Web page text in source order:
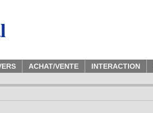
ACHAT/VENTE INTERACTION